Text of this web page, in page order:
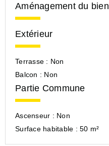
Aménagement du bien
Extérieur
Terrasse : Non
Balcon : Non
Partie Commune
Ascenseur : Non
Surface habitable : 50 m²